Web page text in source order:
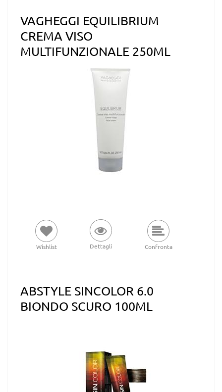
VAGHEGGI EQUILIBRIUM
CREMA VISO
MULTIFUNZIONALE 250ML
Wishlist Dettagli Confronta
ABSTYLE SINCOLOR 6.0
BIONDO SCURO 100ML